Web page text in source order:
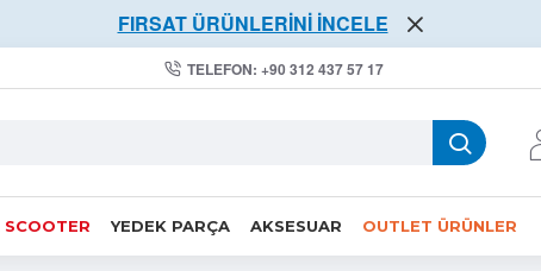
FIRSAT ÜRÜNLERİNİ İNCELE
TELEFON: +90 312 437 57 17
SCOOTER YEDEK PARÇA AKSESUAR OUTLET ÜRÜNLER